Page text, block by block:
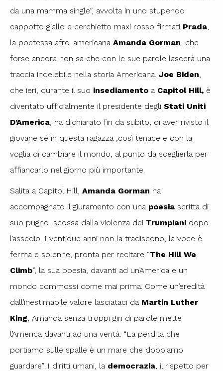
da una mamma single”, avvolta in uno stupendo
cappotto giallo e cerchietto maxi rosso firmati Prada
la poetessa afro-americana Amanda Gorman , che
forse ancora non sa che con le sue parole lascerà una
traccia indelebile nella storia Americana. Joe Biden
che ieri, durante il suo insediamento a Capitol Hill, è
diventato ufficialmente il presidente degli Stati Uniti
D’America , ha dichiarato fin da subito, di aver rivisto il
giovane sé in questa ragazza ,così tenace e con la
voglia di cambiare il mondo, al punto da sceglierla per
affiancarlo nel giorno più importante.
Salita a Capitol Hill, Amanda Gorman ha
accompagnato il giuramento con una poesia scritta di
suo pugno, scossa dalla violenza dei Trumpiani dopo
l’assedio. I ventidue anni non la tradiscono, la voce è
ferma e solenne, pronta per recitare “The Hill We
Climb”, la sua poesia, davanti ad un’America e un
mondo commossi come mai prima. Come un’eredità
dall’inestimabile valore lasciataci da Martin Luther
King , Amanda senza troppi giri di parole mette
l’America davanti ad una verità: “La perdita che
portiamo sulle spalle è un mare che dobbiamo
guardare”. I diritti umani, la democrazia , il rispetto per